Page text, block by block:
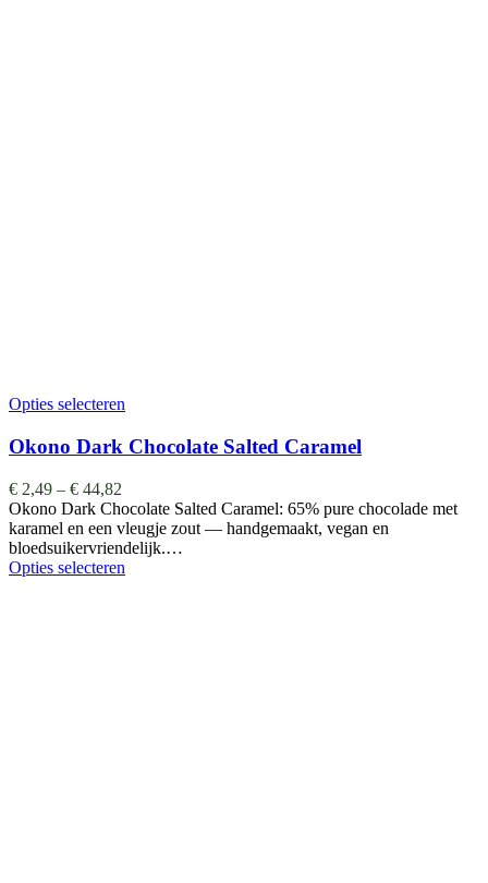
Opties selecteren
Okono Dark Chocolate Salted Caramel
€ 2,49 – € 44,82
Okono Dark Chocolate Salted Caramel: 65% pure chocolade met
karamel en een vleugje zout — handgemaakt, vegan en
bloedsuikervriendelijk.…
Opties selecteren